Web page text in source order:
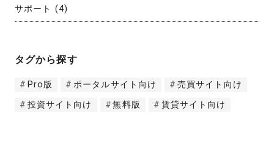
サポート (4)
タグから探す
Pro版 ポータルサイト向け
売買サイト向け
投資サイト向け
無料版 賃貸サイト向け